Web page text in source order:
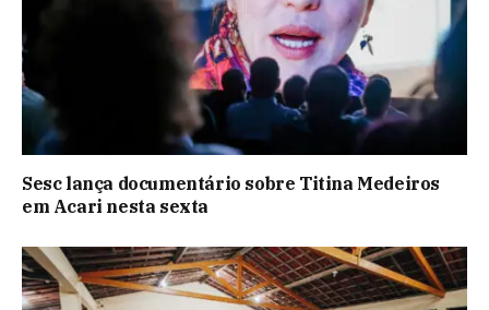
Sesc lança documentário sobre Titina Medeiros
em Acari nesta sexta